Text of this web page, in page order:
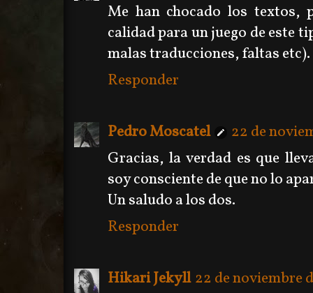
Me han chocado los textos,
calidad para un juego de este
malas traducciones, faltas
Responder
Pedro Moscatel
22 de
Gracias, la verdad es que
soy consciente de que no lo
Un saludo a los dos.
Responder
Hikari Jekyll 22 de noviembre